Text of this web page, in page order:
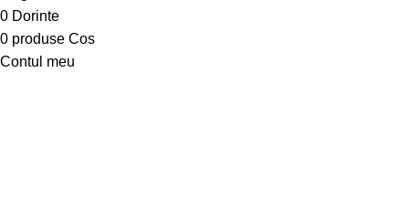
0 Dorinte
0 produse Cos
Contul meu